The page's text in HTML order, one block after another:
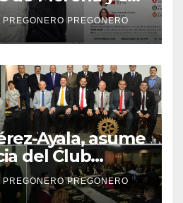
la gubernatura
en 2027
PREGONERO PREGONERO
Ayala, asume
del Club
Industrial,
2026–2027
PREGONERO PREGONERO